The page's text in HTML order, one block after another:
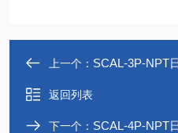
上一个： SCAL-3P-NPT日东代
返回列表
下一个： SCAL-4P-NPT日东代